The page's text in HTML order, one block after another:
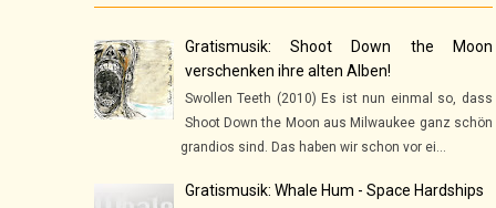
Gratismusik: Shoot Down the Moon
verschenken ihre alten Alben!
Swollen Teeth (2010) Es ist nun einmal so, dass
Shoot Down the Moon aus Milwaukee ganz schön
grandios sind. Das haben wir schon vor ei...
Gratismusik: Whale Hum - Space Hardships